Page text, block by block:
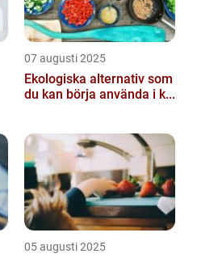
07 augusti 2025
Ekologiska alternativ som
du kan börja använda i k...
05 augusti 2025